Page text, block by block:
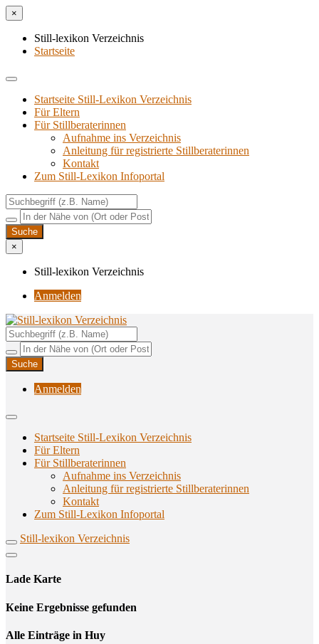
×
Still-lexikon Verzeichnis
Startseite
Startseite Still-Lexikon Verzeichnis
Für Eltern
Für Stillberaterinnen
Aufnahme ins Verzeichnis
Anlei­tung für regis­trier­te Stillberaterinnen
Kon­takt
Zum Still-Lexikon Infoportal
×
Still-lexikon Verzeichnis
Anmelden
Still-lexikon Verzeichnis
Unterstützungsangebote rund ums Stillen
Anmelden
Startseite Still-Lexikon Verzeichnis
Für Eltern
Für Stillberaterinnen
Aufnahme ins Verzeichnis
Anlei­tung für regis­trier­te Stillberaterinnen
Kon­takt
Zum Still-Lexikon Infoportal
Still-lexikon Verzeichnis
Lade Karte
Кeine Ergebnisse gefunden
Alle Einträge in Huy